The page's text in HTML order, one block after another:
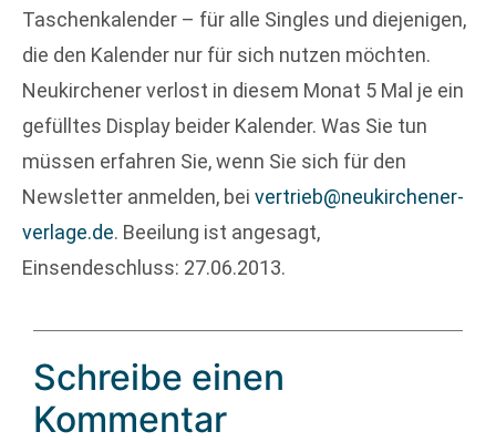
Taschenkalender – für alle Singles und diejenigen,
die den Kalender nur für sich nutzen möchten.
Neukirchener verlost in diesem Monat 5 Mal je ein
gefülltes Display beider Kalender. Was Sie tun
müssen erfahren Sie, wenn Sie sich für den
Newsletter anmelden, bei vertrieb@neukirchener-
verlage.de. Beeilung ist angesagt,
Einsendeschluss: 27.06.2013.
Schreibe einen
Kommentar